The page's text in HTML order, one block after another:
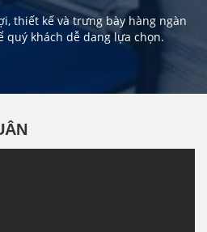
thiết kế và trưng bày hàng ngàn
quý khách dễ dang lựa chọn.